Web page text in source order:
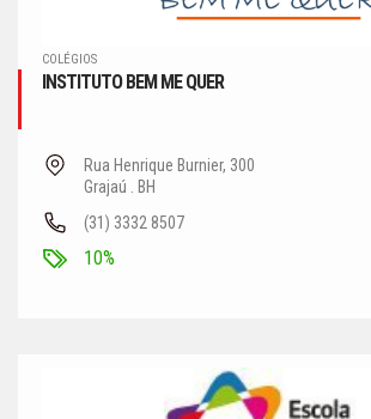
COLÉGIOS
INSTITUTO BEM ME QUER
Rua Henrique Burnier, 300
Grajaú . BH
(31) 3332 8507
10%